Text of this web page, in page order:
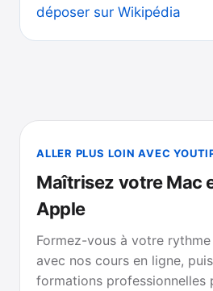
déposer sur Wikipédia
ALLER PLUS LOIN AVEC
Maîtrisez votre Mac
Apple
Formez-vous à votre rythme
avec nos cours en ligne,
formations professionnelles